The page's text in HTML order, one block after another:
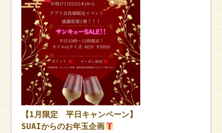
【1月限定 平日キャンペーン】
SUAIからのお年玉企画